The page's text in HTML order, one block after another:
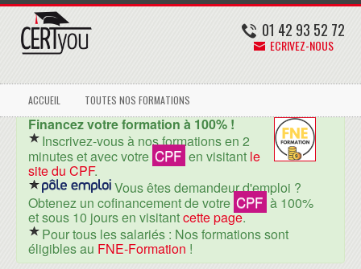
01 42 93 52 72
ECRIVEZ-NOUS
ACCUEIL TOUTES NOS FORMATIONS
Financez votre formation à 100% !
Inscrivez-vous à nos formations en 2
minutes et avec votre CPF en visitant le
site du CPF.
Vous êtes demandeur d'emploi ?
Obtenez un cofinancement de votre CPF à 100%
et sous 10 jours en visitantcette page.
Pour tous les salariés : Nos formations sont
éligibles au FNE-Formation !